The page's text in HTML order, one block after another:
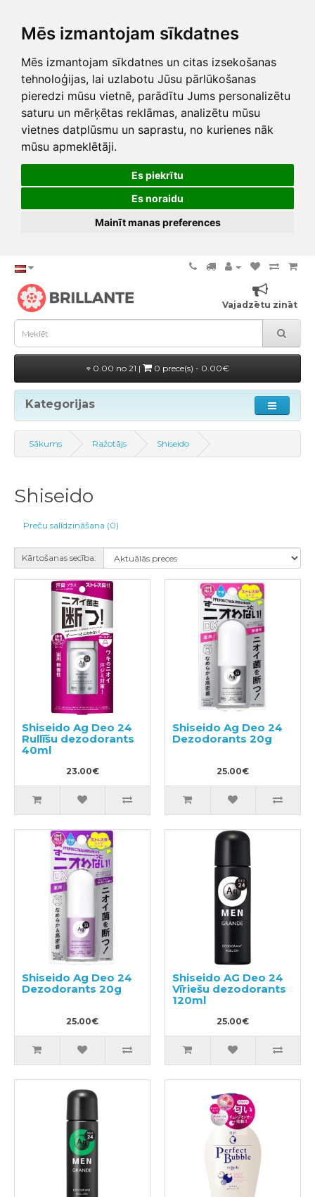
Mēs izmantojam sīkdatnes
Mēs izmantojam sīkdatnes un citas izsekošanas
tehnoloģijas, lai uzlabotu Jūsu pārlūkošanas
pieredzi mūsu vietnē, parādītu Jums personalizētu
saturu un mērķētas reklāmas, analizētu mūsu
vietnes datplūsmu un saprastu, no kurienes nāk
mūsu apmeklētāji.
Es piekrītu
Es noraidu
Mainīt manas preferences
Vajadzētu zināt
0.00 no 21 | 0 prece(s) - 0.00€
Kategorijas
Sākums Ražotājs Shiseido
Shiseido
Preču salīdzināšana (0)
Kārtošanas secība:
Shiseido Ag Deo 24
Rullīšu dezodorants
40ml
23.00€
Shiseido Ag Deo 24
Dezodorants 20g
25.00€
Shiseido Ag Deo 24
Dezodorants 20g
25.00€
Shiseido AG Deo 24
Vīriešu dezodorants
120ml
25.00€